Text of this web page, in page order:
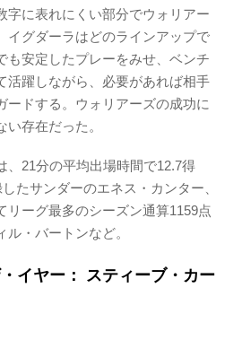
字に表れにくい部分でウォリアー
イグダーラはどのラインアップで
も安定したプレーをみせ、ベンチ
活躍しながら、必要があれば相手
ードする。ウォリアーズの成功に
存在だった。
、21分の平均出場時間で12.7得
たサンダーのエネス・カンター、
リーグ最多のシーズン通算1159点
・バートンなど。
イヤー： スティーブ・カー